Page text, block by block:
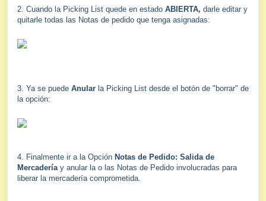
2. Cuando la Picking List quede en estado ABIERTA, darle editar y
quitarle todas las Notas de pedido que tenga asignadas:
3. Ya se puede Anular la Picking List desde el botón de "borrar" de
la opción:
4. Finalmente ir a la Opción Notas de Pedido: Salida de
Mercaderíay anular la o las Notas de Pedido involucradas para
liberar la mercadería comprometida.